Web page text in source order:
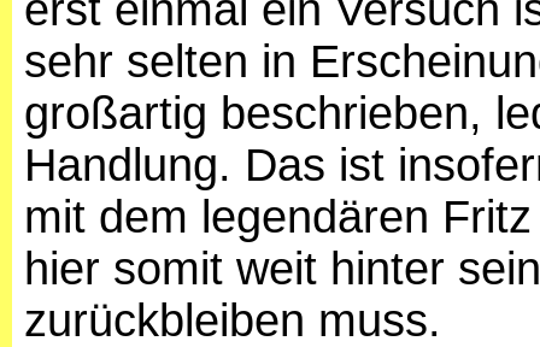
sehr selten in
großartig beschrieben,
Handlung. Das ist
mit dem legendären
hier somit weit hinter
zurückbleiben muss.